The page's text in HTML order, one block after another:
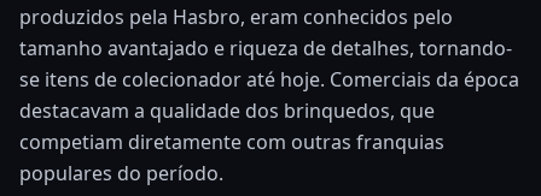
produzidos pela Hasbro, eram conhecidos pelo
tamanho avantajado e riqueza de detalhes, tornando-
se itens de colecionador até hoje. Comerciais da época
destacavam a qualidade dos brinquedos, que
competiam diretamente com outras franquias
populares do período.